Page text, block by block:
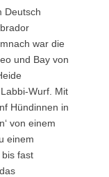
Deutsch
war die
und Bay von
Wurf. Mit
Hündinnen in
von einem
einem
fast